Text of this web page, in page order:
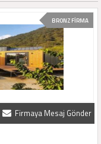
BRONZ FİRMA
Firmaya Mesaj Gönder